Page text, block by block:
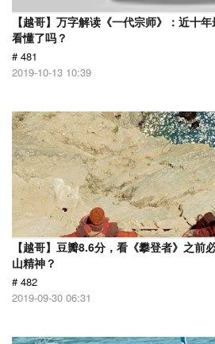
【越哥】万字解读《一代宗师》：近十
看懂了吗？
# 481
2019-10-13 10:39
【越哥】豆瓣8.6分，看《攀登者》之前
山精神？
# 482
2019-09-30 06:31